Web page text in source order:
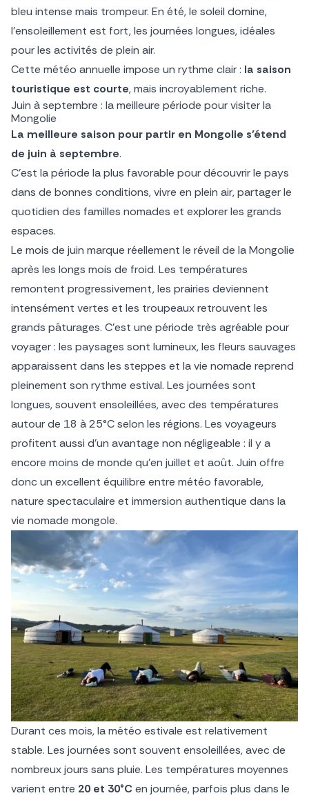
bleu intense mais trompeur. En été, le soleil domine,
l’ensoleillement est fort, les journées longues, idéales
pour les activités de plein air.
Cette météo annuelle impose un rythme clair : la saison
touristique est courte, mais incroyablement riche.
Juin à septembre : la meilleure période pour visiter la
Mongolie
La meilleure saison pour partir en Mongolie s’étend
de juin à septembre.
C’est la période la plus favorable pour découvrir le pays
dans de bonnes conditions, vivre en plein air, partager le
quotidien des familles nomades et explorer les grands
espaces.
Le mois de juin marque réellement le réveil de la Mongolie
après les longs mois de froid. Les températures
remontent progressivement, les prairies deviennent
intensément vertes et les troupeaux retrouvent les
grands pâturages. C’est une période très agréable pour
voyager : les paysages sont lumineux, les fleurs sauvages
apparaissent dans les steppes et la vie nomade reprend
pleinement son rythme estival. Les journées sont
longues, souvent ensoleillées, avec des températures
autour de 18 à 25°C selon les régions. Les voyageurs
profitent aussi d’un avantage non négligeable : il y a
encore moins de monde qu’en juillet et août. Juin offre
donc un excellent équilibre entre météo favorable,
nature spectaculaire et immersion authentique dans la
vie nomade mongole.
Durant ces mois, la météo estivale est relativement
stable. Les journées sont souvent ensoleillées, avec de
nombreux jours sans pluie. Les températures moyennes
varient entre 20 et 30°Cen journée, parfois plus dans le